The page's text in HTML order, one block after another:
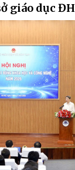
giáo dục ĐH